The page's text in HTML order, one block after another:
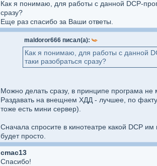
Как я понимаю, для работы с данной DCP-
сразу?
Еще раз спасибо за Ваши ответы.
maldoror666 писал(а):
Как я понимаю, для работы с данной
таки разобраться сразу?
Можно делать сразу, в принципе програма
Раздавать на внещнем ХДД - лучшее, по факту
тоже есть мини сервер).
Сначала спросите в кинотеатре какой DCP
будет просто.
cmac13
Спасибо!